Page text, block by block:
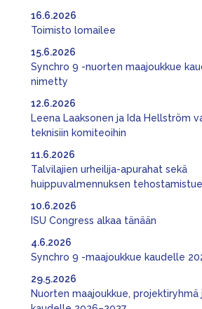
Toimisto lomailee
16.6.2026
Synchro 9 -nuorten maajoukkue
nimetty
15.6.2026
Leena Laaksonen ja Ida Hellström
teknisiin komiteoihin
12.6.2026
Talvilajien urheilija-apurahat sekä
huippuvalmennuksen
11.6.2026
ISU Congress alkaa tänään
10.6.2026
Synchro 9 -maajoukkue kaudelle
4.6.2026
Nuorten maajoukkue, projektiryhmä
29.5.2026